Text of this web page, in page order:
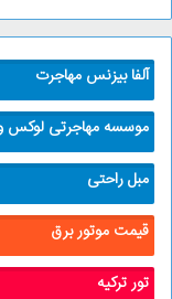
آلفا بیزنس مهاجرت
موسسه مهاجرتی لوکس
مبل راحتی
قیمت موتور برق
تور ترکیه